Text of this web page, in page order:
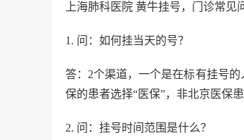
上海肺科医院 黄牛挂号，门诊常见
1. 问：如何挂当天的号？
答：2个渠道，一个是在标有挂号
保的患者选择“医保”，非北京医保
2. 问：挂号时间范围是什么？